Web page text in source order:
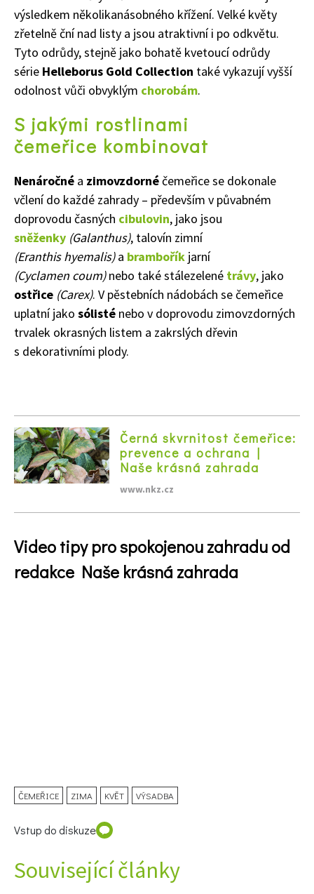
Naše krásná zahrada
65 Kč
Objednat >
Naše krásná zahrada Speciál
Objednat >
výsledkem několikanásobného křížení. Velké květy
zřetelně ční nad listy a jsou atraktivní i po odkvětu.
Tyto odrůdy, stejně jako bohatě kvetoucí odrůdy
série Helleborus Gold Collection také vykazují vyšší
odolnost vůči obvyklým chorobám.
S jakými rostlinami
čemeřice kombinovat
Nenáročné a zimovzdornéčemeřice se dokonale
včlení do každé zahrady – především v půvabném
doprovodu časných cibulovin, jako jsou
sněženky (Galanthus), talovín zimní
(Eranthis hyemalis)a brambořík jarní
(Cyclamen coum)nebo také stálezelené trávy, jako
ostřice (Carex). V pěstebních nádobách se čemeřice
uplatní jako sólisté nebo v doprovodu zimovzdorných
trvalek okrasných listem a zakrslých dřevin
s dekorativními plody.
Černá skvrnitost čemeřice:
prevence a ochrana |
Naše krásná zahrada
www.nkz.cz
Video tipy pro spokojenou zahradu od
redakce Naše krásná zahrada
ČEMEŘICE ZIMA KVĚT VÝSADBA
Vstup do diskuze
Související články